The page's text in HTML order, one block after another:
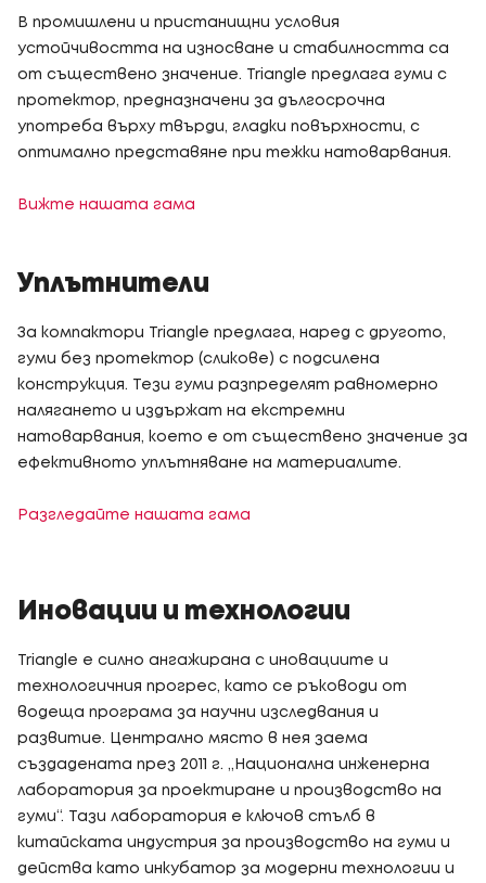
В промишлени и пристанищни условия
устойчивостта на износване и стабилността са
от съществено значение. Triangle предлага гуми с
протектор, предназначени за дългосрочна
употреба върху твърди, гладки повърхности, с
оптимално представяне при тежки натоварвания.
Вижте нашата гама
Уплътнители
За компактори Triangle предлага, наред с другото,
гуми без протектор (сликове) с подсилена
конструкция. Тези гуми разпределят равномерно
налягането и издържат на екстремни
натоварвания, което е от съществено значение за
ефективното уплътняване на материалите.
Разгледайте нашата гама
Иновации и технологии
Triangle е силно ангажирана с иновациите и
технологичния прогрес, като се ръководи от
водеща програма за научни изследвания и
развитие. Централно място в нея заема
създадената през 2011 г. „Национална инженерна
лаборатория за проектиране и производство на
гуми“. Тази лаборатория е ключов стълб в
китайската индустрия за производство на гуми и
действа като инкубатор за модерни технологии и